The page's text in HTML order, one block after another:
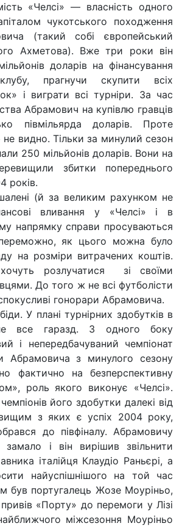
«Челсі» — власність одного
чукотського походження
(такий собі європейський
Ахметова). Вже три роки він
доларів на фінансування
прагнучи скупити всіх
і виграти всі турніри. За час
Абрамович на купівлю гравців
півмільярда доларів. Проте
не видно. Тільки за минулий сезон
250 мільйонів доларів. Вони на
збитки попереднього
років.
(й за великим рахунком не
вливання у «Челсі» і в
напрямку справи просуваються
як цього можна було
на розміри витрачених коштів.
розлучатися зі своїми
До того ж не всі футболісти
гонорари Абрамовича.
У плані турнірних здобутків в
все гаразд. З одного боку
і непередбачуваний чемпіонат
Абрамовича з минулого сезону
фактично на безперспективну
роль якого виконує «Челсі».
його здобутки далекі від
з яких є успіх 2004 року,
до півфіналу. Абрамовичу
і він вирішив звільнити
італійця Клаудіо Раньєрі, а
найуспішнішого на той час
був португалець Жозе Моуріньо,
«Порту» до перемоги у Лізі
міжсезоння Моуріньо